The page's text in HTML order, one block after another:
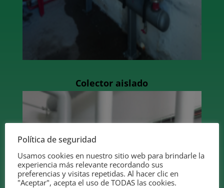
Colector aislado
Política de seguridad
Usamos cookies en nuestro sitio web para brindarle la
experiencia más relevante recordando sus
preferencias y visitas repetidas. Al hacer clic en
"Aceptar", acepta el uso de TODAS las cookies.